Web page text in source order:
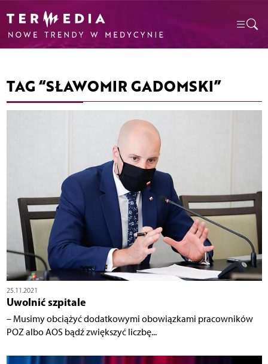
TAG “SŁAWOMIR GADOMSKI”
25.11.2021
Uwolnić szpitale
– Musimy obciążyć dodatkowymi obowiązkami pracowników
POZ albo AOS bądź zwiększyć liczbę...